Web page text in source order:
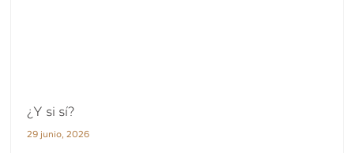
¿Y si sí?
29 junio, 2026